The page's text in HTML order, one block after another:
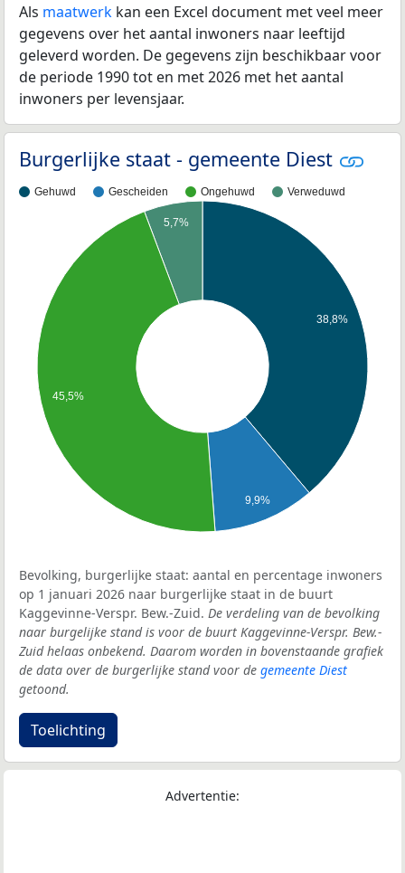
Als maatwerk kan een Excel document met veel meer
gegevens over het aantal inwoners naar leeftijd
geleverd worden. De gegevens zijn beschikbaar voor
de periode 1990 tot en met 2026 met het aantal
inwoners per levensjaar.
Burgerlijke staat - gemeente Diest
Gehuwd Gescheiden Ongehuwd Verweduwd
38,8%
9,9%
5,7%
45,5%
Bevolking, burgerlijke staat: aantal en percentage inwoners
op 1 januari 2026 naar burgerlijke staat in de buurt
Kaggevinne-Verspr. Bew.-Zuid. De verdeling van de bevolking
naar burgelijke stand is voor de buurt Kaggevinne-Verspr. Bew.-
Zuid helaas onbekend. Daarom worden in bovenstaande grafiek
de data over de burgerlijke stand voor de gemeente Diest
getoond.
Toelichting
Advertentie: